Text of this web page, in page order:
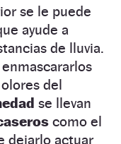
se le puede
ayude a
de lluvia.
del
se llevan
como el
dejarlo actuar